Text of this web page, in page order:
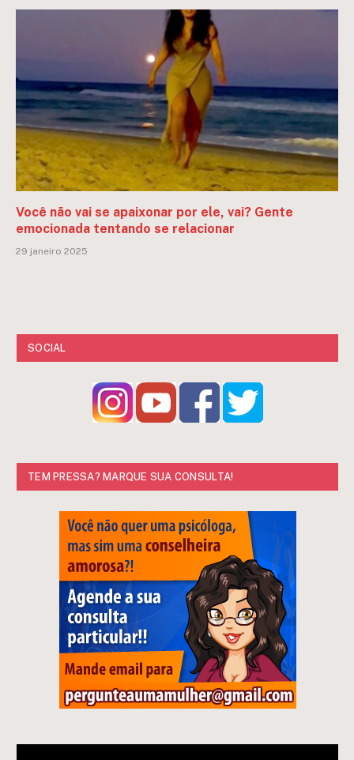
Você não vai se apaixonar por ele, vai? Gente
emocionada tentando se relacionar
29 janeiro 2025
SOCIAL
TEM PRESSA? MARQUE SUA CONSULTA!